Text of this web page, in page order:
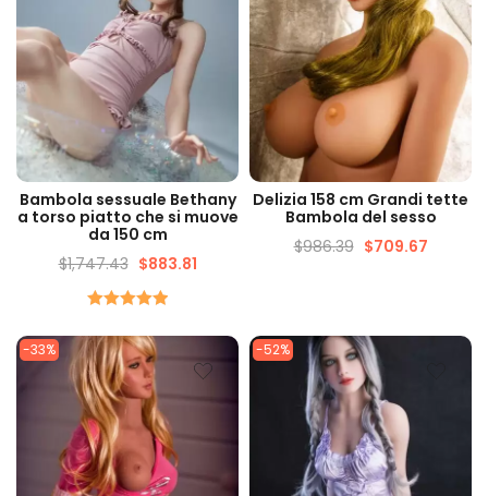
VISUALIZZAZIONE
VELOCE
Bambola sessuale Bethany
a torso piatto che si muove
da 150 cm
$1,747.43 $883.81
5.00su 5
VISUALIZZAZIONE
VELOCE
Delizia 158 cm Grandi tette
Bambola del sesso
$986.39 $709.67
-33% -52%